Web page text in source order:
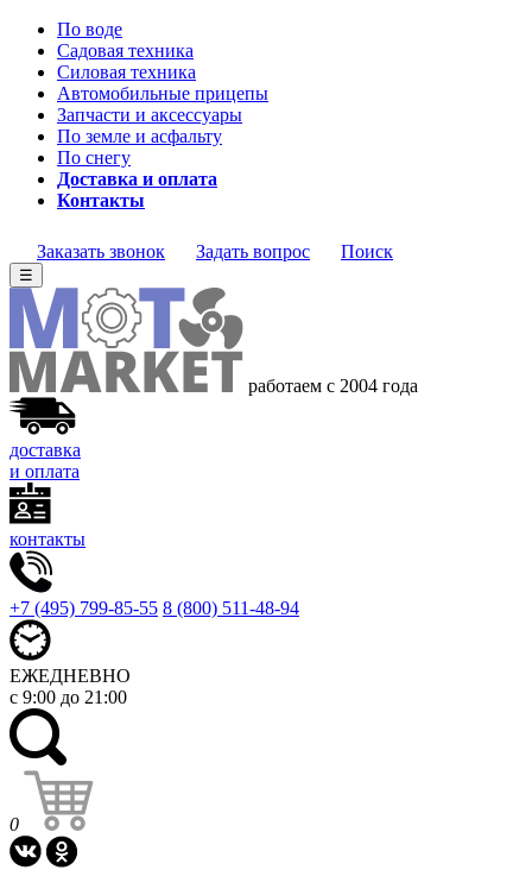
По воде
Садовая техника
Силовая техника
Автомобильные прицепы
Запчасти и аксессуары
По земле и асфальту
По снегу
Доставка и оплата
Контакты
Заказать звонок Задать вопрос Поиск
☰
работаем с 2004 года
доставка
и оплата
контакты
+7 (495) 799-85-55 8 (800) 511-48-94
ЕЖЕДНЕВНО
с 9:00 до 21:00
0